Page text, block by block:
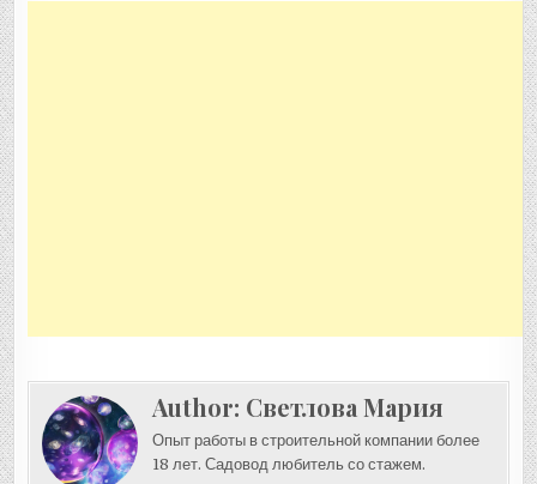
Author: Светлова Мария
Опыт работы в строительной компании более
18 лет. Садовод любитель со стажем.